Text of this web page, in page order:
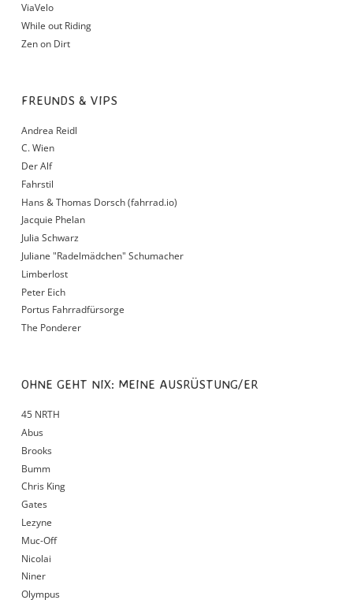
ViaVelo
While out Riding
Zen on Dirt
FREUNDS & VIPS
Andrea Reidl
C. Wien
Der Alf
Fahrstil
Hans & Thomas Dorsch (fahrrad.io)
Jacquie Phelan
Julia Schwarz
Juliane "Radelmädchen" Schumacher
Limberlost
Peter Eich
Portus Fahrradfürsorge
The Ponderer
OHNE GEHT NIX: MEINE AUSRÜSTUNG/ER
45 NRTH
Abus
Brooks
Bumm
Chris King
Gates
Lezyne
Muc-Off
Nicolai
Niner
Olympus